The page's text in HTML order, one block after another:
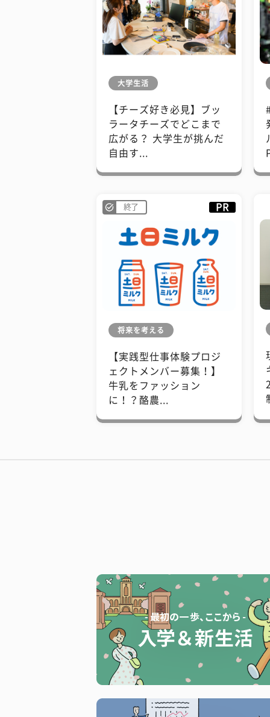
大学生活
【チーズ好き必見】ブッ
ラータチーズでどこまで
広がる？ 大学生が挑んだ
自由す...
終了 PR
将来を考える
【実践型仕事体験プロジ
ェクトメンバー募集！】
牛乳をファッション
に！？酪農...